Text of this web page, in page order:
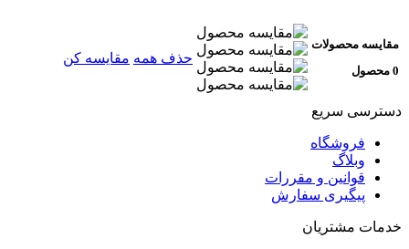
مقایسه محصولات
0 محصول
حذف همه مقایسه کن
دسترسی سریع
فروشگاه
وبلاگ
قوانین و مقررات
پیگیری سفارش
خدمات مشتریان